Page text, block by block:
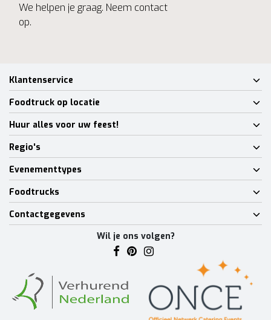
We helpen je graag. Neem contact
op.
Klantenservice
Foodtruck op locatie
Huur alles voor uw feest!
Regio's
Evenementtypes
Foodtrucks
Contactgegevens
Wil je ons volgen?